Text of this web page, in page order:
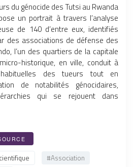
du génocide des Tutsi au Rwanda
un portrait à travers l’analyse
de 140 d’entre eux, identifiés
des associations de défense des
l’un des quartiers de la capitale
historique, en ville, conduit à
des tueurs tout en
de notabilités génocidaires,
qui se rejouent dans
#Association